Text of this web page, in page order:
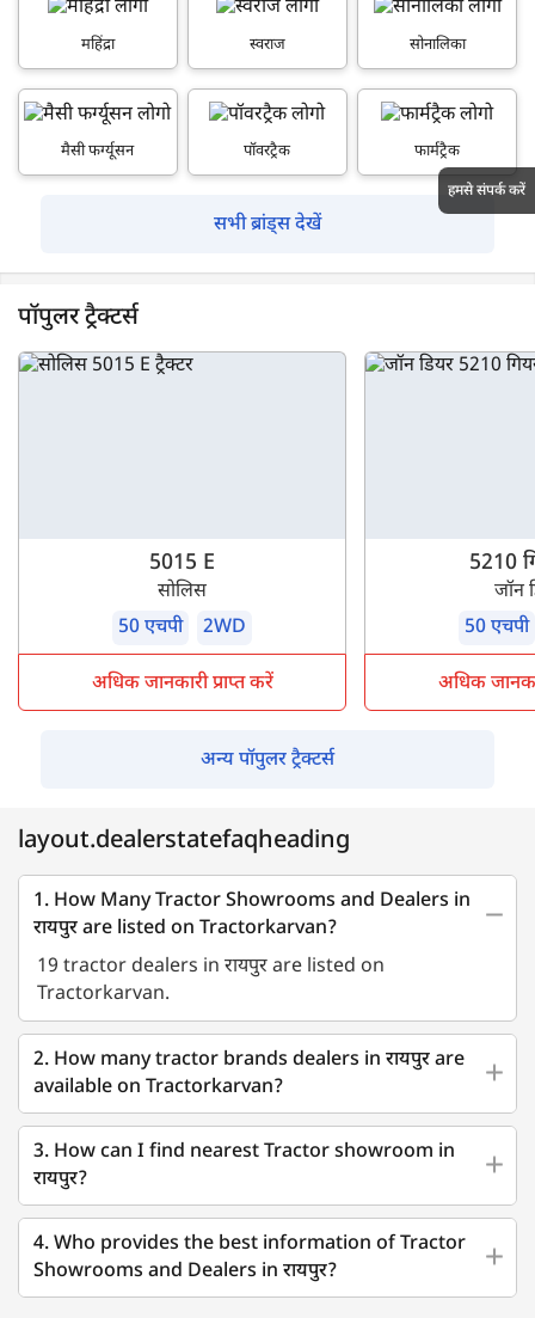
महिंद्रा स्वराज सोनालिका
मैसी फर्ग्यूसन पॉवरट्रैक फार्मट्रैक
सभी ब्रांड्स देखें
पॉपुलर ट्रैक्टर्स
5015 E
सोलिस
50 एचपी
2WD
अधिक जानकारी प्राप्त करें
5210
जॉन
50 एचपी
अधिक
अन्य पॉपुलर ट्रैक्टर्स
layout.dealerstatefaqheading
1. How Many Tractor Showrooms and Dealers in
रायपुर are listed on Tractorkarvan?
19 tractor dealers in रायपुर are listed on
Tractorkarvan.
2. How many tractor brands dealers in रायपुर are
available on Tractorkarvan?
3. How can I find nearest Tractor showroom in
रायपुर?
4. Who provides the best information of Tractor
Showrooms and Dealers in रायपुर?
हमसे संपर्क करें